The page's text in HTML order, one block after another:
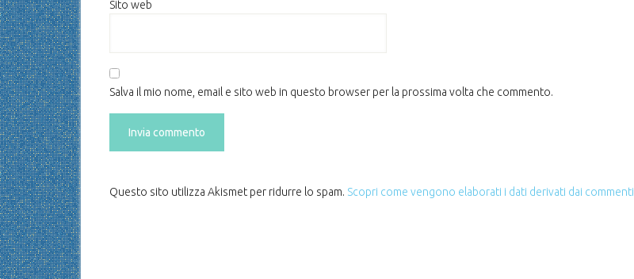
Sito web
Salva il mio nome, email e sito web in questo browser per la prossima volta che commento.
Questo sito utilizza Akismet per ridurre lo spam. Scopri come vengono elaborati i dati derivati dai commenti